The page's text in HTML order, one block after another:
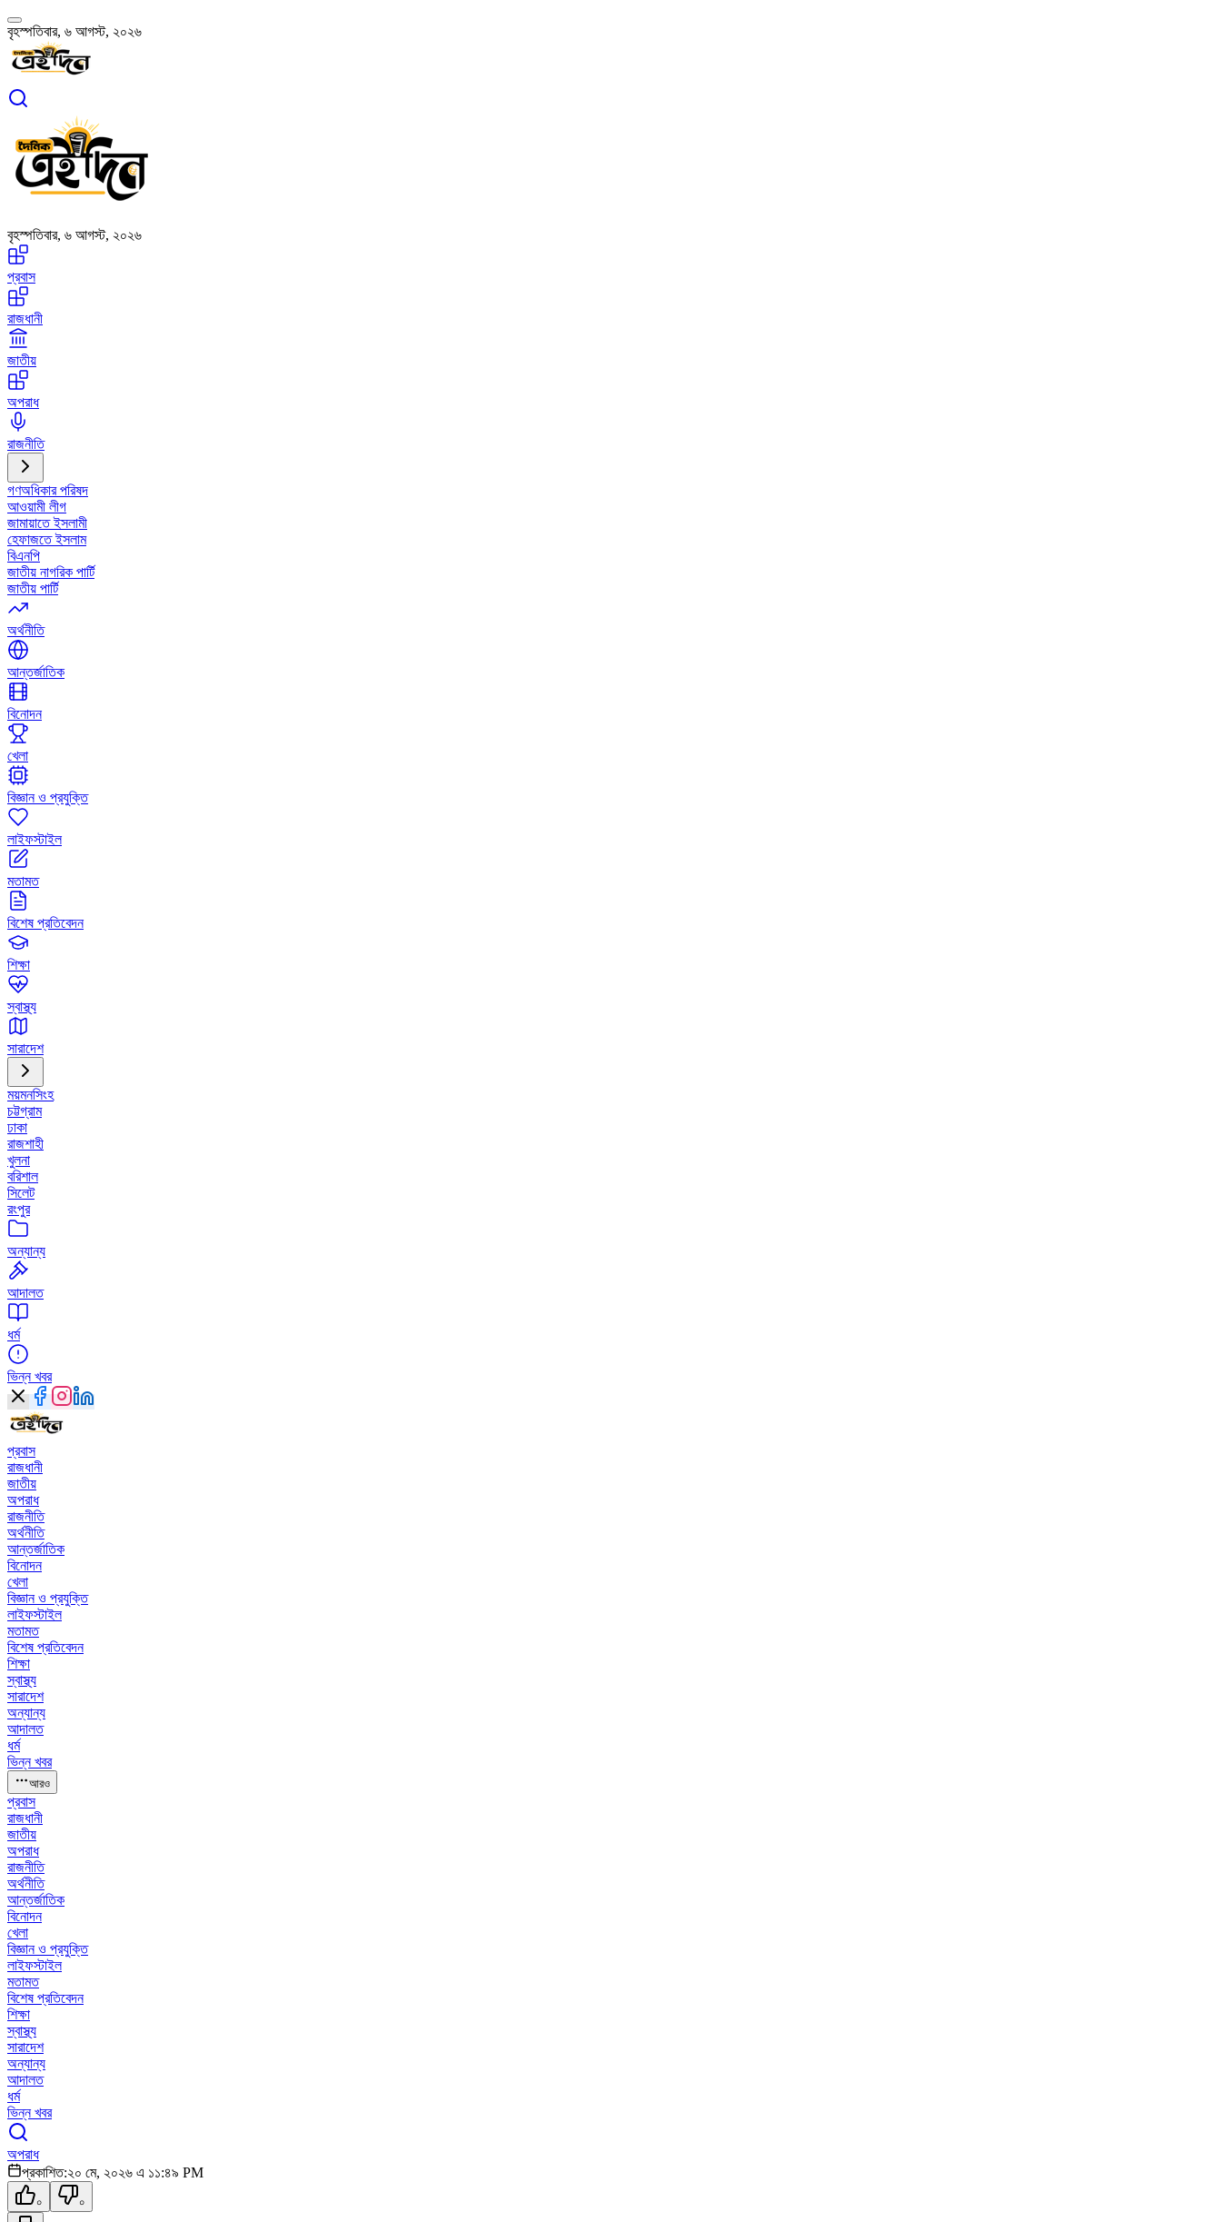
বৃহস্পতিবার, ৬ আগস্ট, ২০২৬
বৃহস্পতিবার, ৬ আগস্ট, ২০২৬
প্রবাস
রাজধানী
জাতীয়
অপরাধ
রাজনীতি
গণঅধিকার পরিষদ
আওয়ামী লীগ
জামায়াতে ইসলামী
হেফাজতে ইসলাম
বিএনপি
জাতীয় নাগরিক পার্টি
জাতীয় পার্টি
অর্থনীতি
আন্তর্জাতিক
বিনোদন
খেলা
বিজ্ঞান ও প্রযুক্তি
লাইফস্টাইল
মতামত
বিশেষ প্রতিবেদন
শিক্ষা
স্বাস্থ্য
সারাদেশ
ময়মনসিংহ
চট্টগ্রাম
ঢাকা
রাজশাহী
খুলনা
বরিশাল
সিলেট
রংপুর
অন্যান্য
আদালত
ধর্ম
ভিন্ন খবর
প্রবাস
রাজধানী
জাতীয়
অপরাধ
রাজনীতি
অর্থনীতি
আন্তর্জাতিক
বিনোদন
খেলা
বিজ্ঞান ও প্রযুক্তি
লাইফস্টাইল
মতামত
বিশেষ প্রতিবেদন
শিক্ষা
স্বাস্থ্য
সারাদেশ
অন্যান্য
আদালত
ধর্ম
ভিন্ন খবর
আরও
প্রবাস
রাজধানী
জাতীয়
অপরাধ
রাজনীতি
অর্থনীতি
আন্তর্জাতিক
বিনোদন
খেলা
বিজ্ঞান ও প্রযুক্তি
লাইফস্টাইল
মতামত
বিশেষ প্রতিবেদন
শিক্ষা
স্বাস্থ্য
সারাদেশ
অন্যান্য
আদালত
ধর্ম
ভিন্ন খবর
অপরাধ
প্রকাশিত:২০ মে, ২০২৬ এ ১১:৪৯ PM
০ ০